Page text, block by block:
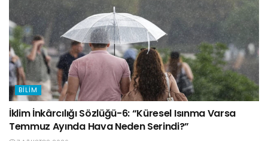
BILIM
İklim İnkârcılığı Sözlüğü-6: “Küresel Isınma Varsa
Temmuz Ayında Hava Neden Serindi?”